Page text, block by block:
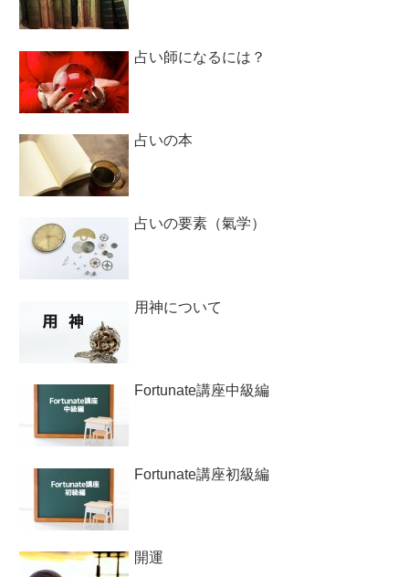
占い師になるには？
占いの本
占いの要素（氣学）
用神について
Fortunate講座中級編
Fortunate講座初級編
開運